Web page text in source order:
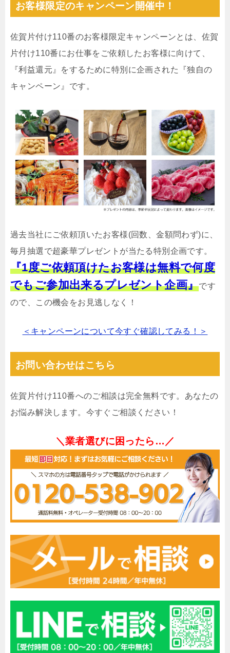
お客様限定のキャンペーン開催中！
佐賀片付け110番のお客様限定キャンペーンとは、佐賀
片付け110番にお仕事をご依頼したお客様に向けて、
『利益還元』をするために特別に企画された『独自の
キャンペーン』です。
過去当社にご依頼頂いたお客様(回数、金額問わず)に、
毎月抽選で超豪華プレゼントが当たる特別企画です。
『1度ご依頼頂けたお客様は無料で何度
でもご参加出来るプレゼント企画』です
ので、この機会をお見逃しなく！
＜キャンペーンについて今すぐ確認してみる！＞
お問い合わせはこちら
佐賀片付け110番へのご相談は完全無料です。あなたの
お悩み解決します。今すぐご相談ください！
＼業者選びに困ったら…／